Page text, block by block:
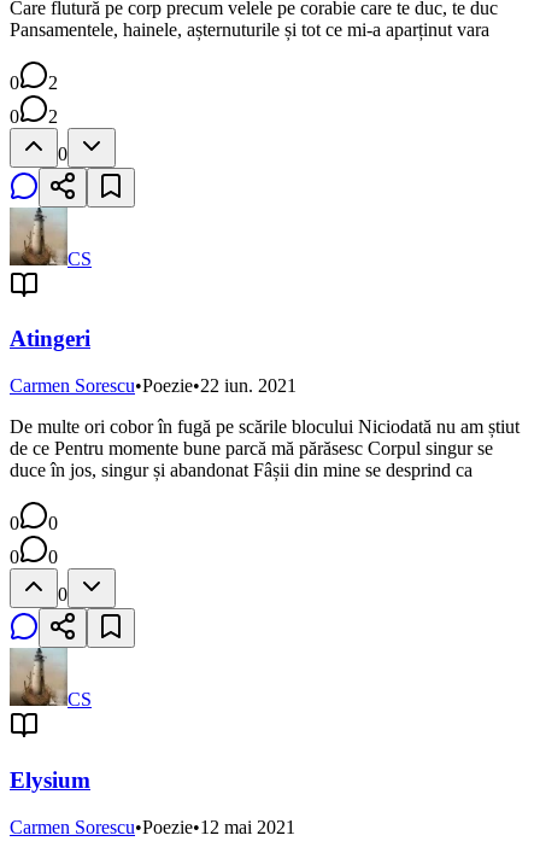
Care flutură pe corp precum velele pe corabie care te duc, te duc
Pansamentele, hainele, așternuturile și tot ce mi-a aparținut vara
0
2
0
2
0
CS
Atingeri
Carmen Sorescu•Poezie•22 iun. 2021
De multe ori cobor în fugă pe scările blocului Niciodată nu am știut
de ce Pentru momente bune parcă mă părăsesc Corpul singur se
duce în jos, singur și abandonat Fâșii din mine se desprind ca
0
0
0
0
0
CS
Elysium
Carmen Sorescu•Poezie•12 mai 2021